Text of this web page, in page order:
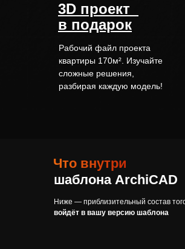
3D проект
в подарок
Рабочий файл проекта
квартиры 170м². Изучайте
сложные решения,
разбирая каждую модель!
шаблона ArchiCAD
Что внутри
Ниже — приблизительный состав
войдёт в вашу версию шаблона